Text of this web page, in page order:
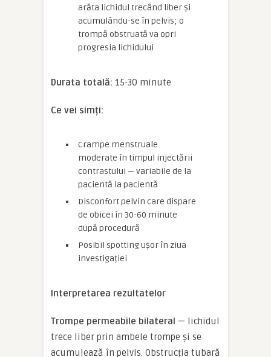
arăta lichidul trecând liber și
acumulându-se în pelvis; o
trompă obstruată va opri
progresia lichidului
Durata totală: 15-30 minute
Ce vei simți:
Crampe menstruale
moderate în timpul injectării
contrastului — variabile de la
pacientă la pacientă
Disconfort pelvin care dispare
de obicei în 30-60 minute
după procedură
Posibil spotting ușor în ziua
investigației
Interpretarea rezultatelor
Trompe permeabile bilateral — lichidul
trece liber prin ambele trompe și se
acumulează în pelvis. Obstrucția tubară